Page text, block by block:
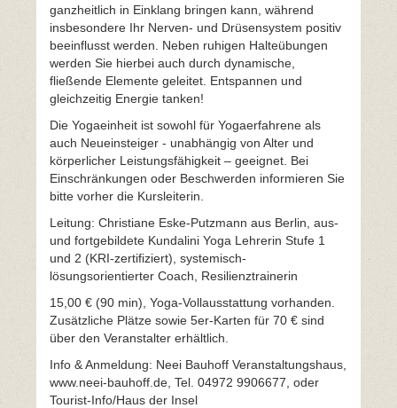
ganzheitlich in Einklang bringen kann, während
insbesondere Ihr Nerven- und Drüsensystem positiv
beeinflusst werden. Neben ruhigen Halteübungen
werden Sie hierbei auch durch dynamische,
fließende Elemente geleitet. Entspannen und
gleichzeitig Energie tanken!
Die Yogaeinheit ist sowohl für Yogaerfahrene als
auch Neueinsteiger - unabhängig von Alter und
körperlicher Leistungsfähigkeit – geeignet. Bei
Einschränkungen oder Beschwerden informieren Sie
bitte vorher die Kursleiterin.
Leitung: Christiane Eske-Putzmann aus Berlin, aus-
und fortgebildete Kundalini Yoga Lehrerin Stufe 1
und 2 (KRI-zertifiziert), systemisch-
lösungsorientierter Coach, Resilienztrainerin
15,00 € (90 min), Yoga-Vollausstattung vorhanden.
Zusätzliche Plätze sowie 5er-Karten für 70 € sind
über den Veranstalter erhältlich.
Info & Anmeldung: Neei Bauhoff Veranstaltungshaus,
www.neei-bauhoff.de, Tel. 04972 9906677, oder
Tourist-Info/Haus der Insel